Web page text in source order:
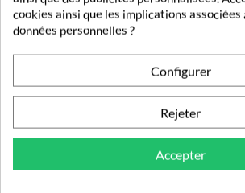
Estipharm
Bouillotte Hiver 2L
cookies ainsi que les implications
données personnelles ?
Configurer
Rejeter
Accepter